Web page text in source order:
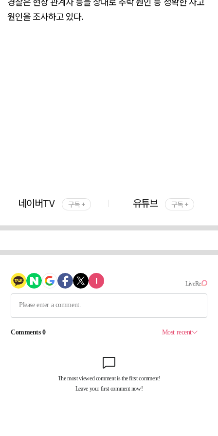
원인을 조사하고 있다.
네이버TV 구독 + 유튜브 구독 +